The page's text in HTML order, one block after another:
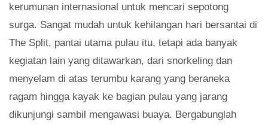
kerumunan internasional untuk mencari sepotong
surga. Sangat mudah untuk kehilangan hari bersantai di
The Split, pantai utama pulau itu, tetapi ada banyak
kegiatan lain yang ditawarkan, dari snorkeling dan
menyelam di atas terumbu karang yang beraneka
ragam hingga kayak ke bagian pulau yang jarang
dikunjungi sambil mengawasi buaya. Bergabunglah